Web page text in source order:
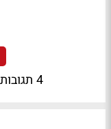
4 תגובות